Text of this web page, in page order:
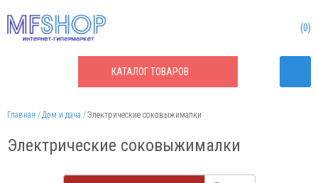
КАТАЛОГТОВАРОВ
0
Главная Дом и дача Электрические соковыжималки
Электрические соковыжималки